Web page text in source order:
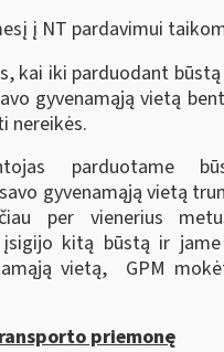
į NT pardavimui
kai iki parduodant
gyvenamąją vietą
nereikės.
parduotame
gyvenamąją vietą
per vienerius
kitą būstą ir jame
vietą, GPM
priemonę